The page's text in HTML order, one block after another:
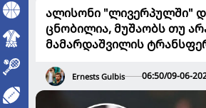
ალისონი "ლივერპულში"
ცნობილია, მუშაობს თუ
მამარდაშვილის
Ernests Gulbis 06:50/09-06-